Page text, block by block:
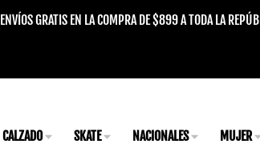
ENVÍOS GRATIS EN LA COMPRA DE $899 A TODA LA
CALZADO SKATE NACIONALES MUJER